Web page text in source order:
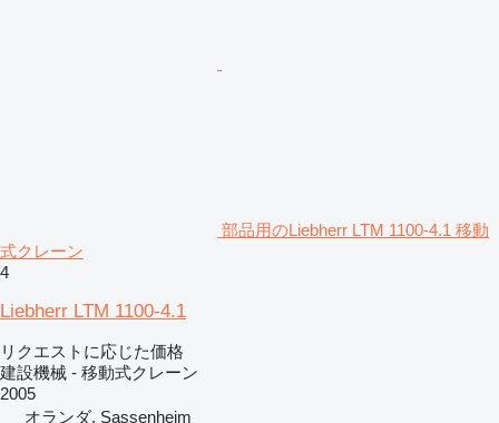
部品用のLiebherr LTM 1100-4.1 移動
式クレーン
4
Liebherr LTM 1100-4.1
リクエストに応じた価格
建設機械 - 移動式クレーン
2005
オランダ, Sassenheim